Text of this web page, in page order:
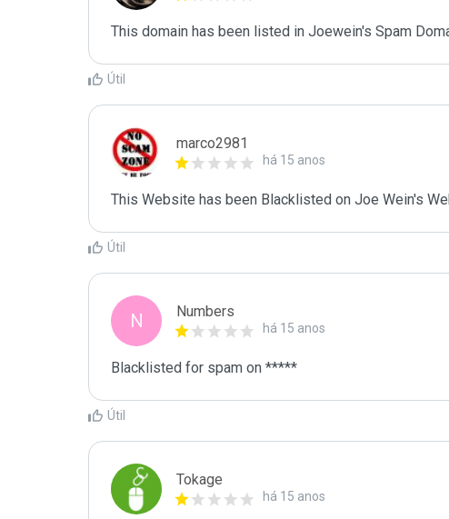
This domain has been listed in Joewein's Spam
Útil
marco2981
há 15 anos
This Website has been Blacklisted on Joe Wein's
Útil
N Numbers
há 15 anos
Blacklisted for spam on *****
Útil
Tokage
há 15 anos